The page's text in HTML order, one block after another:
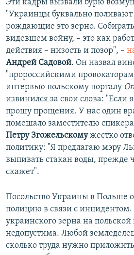
Эти кадры вызвали бурю
"Украинцы буквально
рождающие это зерно.
видевшем войну, – это как
действия – низость и позор", –
Андрей Садовой. Он назвал
"пророссийскими
интервью польскому порталу
извинился за свои слова: "Если
прошу прощения. У нас один
помешало заместителю
Петру Згожельскомужестко
политику: "Я предлагаю мэру
выпивать стакан воды, прежде
скажет".
Посольство Украины в Польше
полицию в связи с инцидентом.
украинского зерна на польской
недопустима. Любой
сколько труда нужно